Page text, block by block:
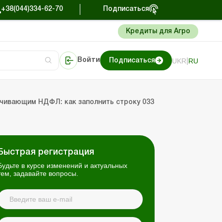
+38(044)334-62-70 Подписаться
Кредиты для Агро
Войти Подписаться UKR RU
НДФЛ: как заполнить строку 033
регистрация
в курсе изменений и актуальных
задавайте вопросы.